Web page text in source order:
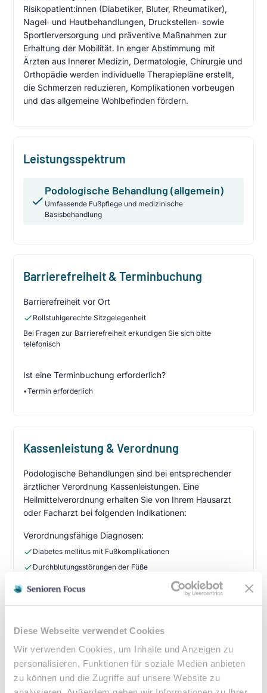
Diese Webseite verwendet Cookies
Wir verwenden Cookies, um Inhalte und Anzeigen zu
personalisieren, Funktionen für soziale Medien anbieten
zu können und die Zugriffe auf unsere Website zu
Risikopatient:innen (Diabetiker, Bluter, Rheumatiker),
Nagel‑ und Hautbehandlungen, Druckstellen‑ sowie
Sportlerversorgung und präventive Maßnahmen zur
Erhaltung der Mobilität. In enger Abstimmung mit
Ärzten aus Innerer Medizin, Dermatologie, Chirurgie und
Orthopädie werden individuelle Therapiepläne erstellt,
die Schmerzen reduzieren, Komplikationen vorbeugen
und das allgemeine Wohlbefinden fördern.
Leistungsspektrum
Podologische Behandlung (allgemein)
Umfassende Fußpflege und medizinische
Basisbehandlung
Barrierefreiheit & Terminbuchung
Barrierefreiheit vor Ort
Rollstuhlgerechte Sitzgelegenheit
Bei Fragen zur Barrierefreiheit erkundigen Sie sich bitte
telefonisch
Ist eine Terminbuchung erforderlich?
•Termin erforderlich
Kassenleistung & Verordnung
Podologische Behandlungen sind bei entsprechender
ärztlicher Verordnung Kassenleistungen. Eine
Heilmittelverordnung erhalten Sie von Ihrem Hausarzt
oder Facharzt bei folgenden Indikationen:
Verordnungsfähige Diagnosen:
Diabetes mellitus mit Fußkomplikationen
Durchblutungsstörungen der Füße
Zuzahlung & Kosten:
•
10% Zuzahlung pro Behandlung (mind. 5€, max. 10€)
•Befreiung bei chronischen Erkrankungen möglich
•Privatleistungen nach individueller Vereinbarung